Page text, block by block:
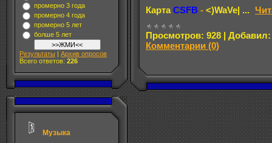
промерно 3 года
промерно 4 года
промерно 5 лет
болше 5 лет
Результаты | Архив опросов
Всего ответов: 226
Музыка
Карта CSFB - <)WaVe| ...
Просмотров: 928 | Добавил:
Комментарии (0)